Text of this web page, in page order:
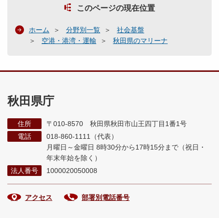
このページの現在位置
ホーム 分野別一覧
社会基盤
空港・港湾・運輸
秋田県のマリーナ
秋田県庁
住所
〒010-8570 秋田県秋田市山王四丁目1番1号
電話
018-860-1111（代表）
月曜日～金曜日 8時30分から17時15分まで （祝日・
年末年始を除く）
法人番号
1000020050008
アクセス 部署別電話番号